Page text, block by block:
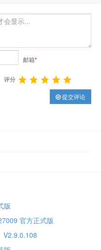
邮箱*
评分
提交评论
版
官方正式版
V2.9.0.108